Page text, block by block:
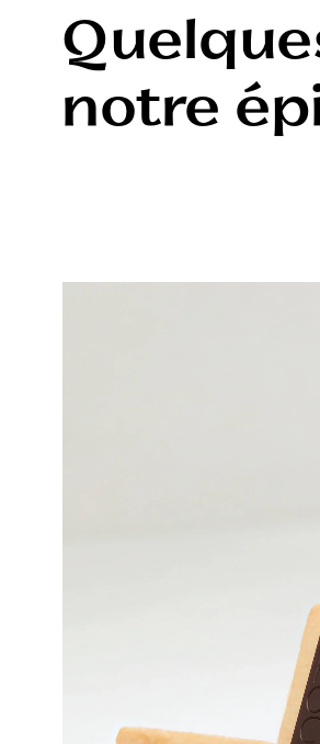
notre